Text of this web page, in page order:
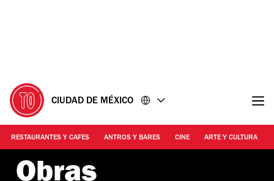
CIUDAD DE MÉXICO
RESTAURANTES Y CAFES ANTROS Y BARES CINE ARTE Y CULTURA